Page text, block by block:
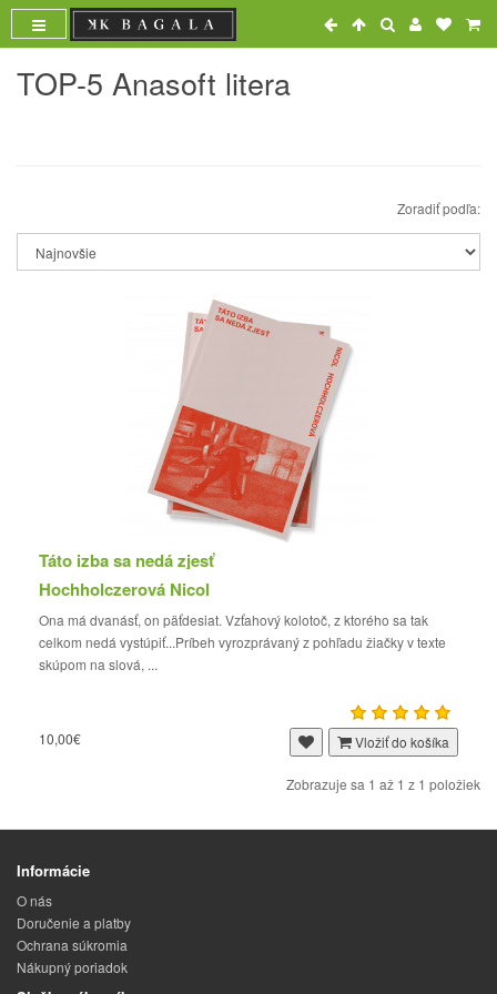
TOP-5 Anasoft litera
Zoradiť podľa:
Táto izba sa nedá zjesť
Hochholczerová Nicol
Ona má dvanásť, on päťdesiat. Vzťahový kolotoč, z ktorého sa tak
celkom nedá vystúpiť...Príbeh vyrozprávaný z pohľadu žiačky v texte
skúpom na slová, ...
10,00€ Vložiť do košíka
Zobrazuje sa 1 až 1 z 1 položiek
Informácie
O nás
Doručenie a platby
Ochrana súkromia
Nákupný poriadok